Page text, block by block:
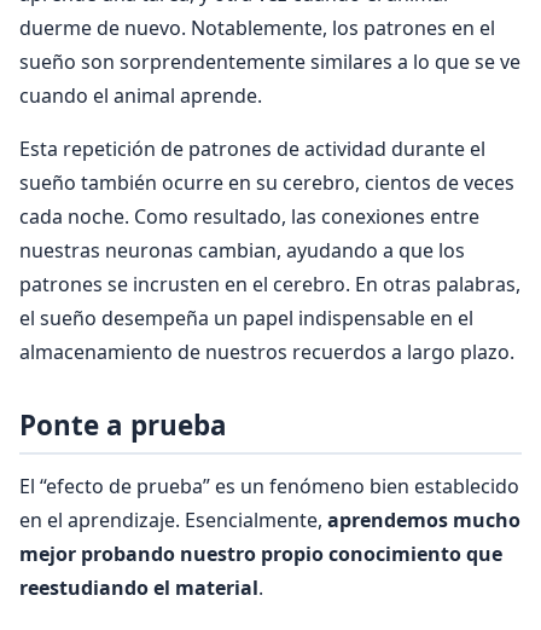
duerme de nuevo. Notablemente, los patrones en el
sueño son sorprendentemente similares a lo que se ve
cuando el animal aprende.
Esta repetición de patrones de actividad durante el
sueño también ocurre en su cerebro, cientos de veces
cada noche. Como resultado, las conexiones entre
nuestras neuronas cambian, ayudando a que los
patrones se incrusten en el cerebro. En otras palabras,
el sueño desempeña un papel indispensable en el
almacenamiento de nuestros recuerdos a largo plazo.
Ponte a prueba
El “efecto de prueba” es un fenómeno bien establecido
en el aprendizaje. Esencialmente, aprendemos mucho
mejor probando nuestro propio conocimiento que
reestudiando el material.